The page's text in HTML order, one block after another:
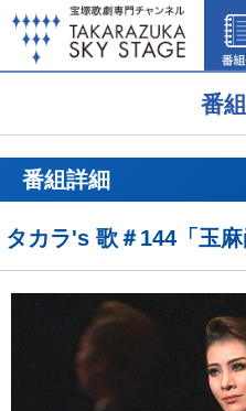
番
番組詳細
タカラ's 歌＃144「玉麻